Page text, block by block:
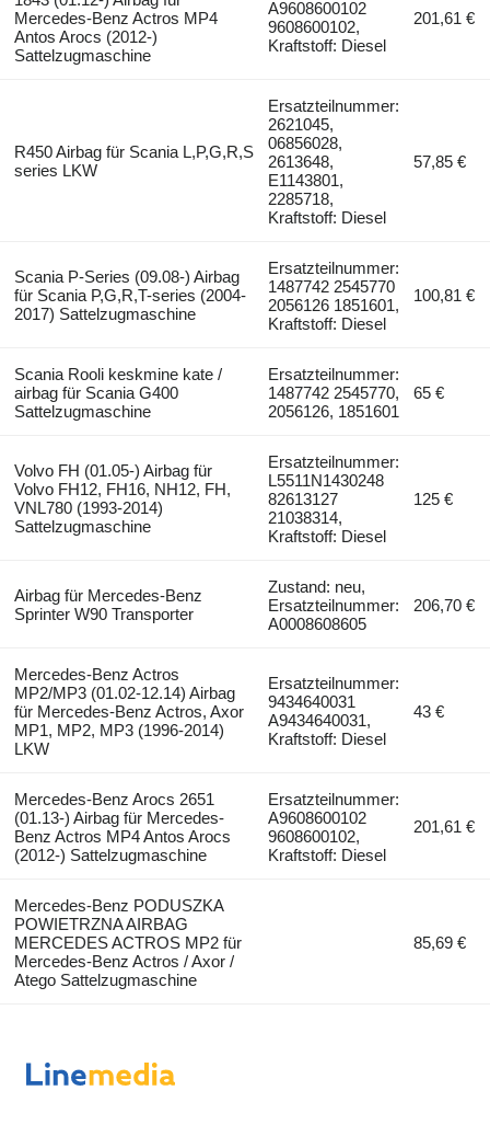
Mercedes-Benz Actros MP4
Antos Arocs (2012-)
Sattelzugmaschine
A9608600102
9608600102,
Kraftstoff: Diesel
201,61 €
R450 Airbag für Scania L,P,G,R,S
series LKW
Ersatzteilnummer:
2621045,
06856028,
2613648,
E1143801,
2285718,
Kraftstoff: Diesel
57,85 €
Scania P-Series (09.08-) Airbag
für Scania P,G,R,T-series (2004-
2017) Sattelzugmaschine
Ersatzteilnummer:
1487742 2545770
2056126 1851601,
Kraftstoff: Diesel
100,81 €
Scania Rooli keskmine kate /
airbag für Scania G400
Sattelzugmaschine
Ersatzteilnummer:
1487742 2545770,
2056126, 1851601
65 €
Volvo FH (01.05-) Airbag für
Volvo FH12, FH16, NH12, FH,
VNL780 (1993-2014)
Sattelzugmaschine
Ersatzteilnummer:
L5511N1430248
82613127
21038314,
Kraftstoff: Diesel
125 €
Airbag für Mercedes-Benz
Sprinter W90 Transporter
Zustand: neu,
Ersatzteilnummer:
A0008608605
206,70 €
Mercedes-Benz Actros
MP2/MP3 (01.02-12.14) Airbag
für Mercedes-Benz Actros, Axor
MP1, MP2, MP3 (1996-2014)
LKW
Ersatzteilnummer:
9434640031
A9434640031,
Kraftstoff: Diesel
43 €
Mercedes-Benz Arocs 2651
(01.13-) Airbag für Mercedes-
Benz Actros MP4 Antos Arocs
(2012-) Sattelzugmaschine
Ersatzteilnummer:
A9608600102
9608600102,
Kraftstoff: Diesel
201,61 €
Mercedes-Benz PODUSZKA
POWIETRZNA AIRBAG
MERCEDES ACTROS MP2 für
Mercedes-Benz Actros / Axor /
Atego Sattelzugmaschine
85,69 €